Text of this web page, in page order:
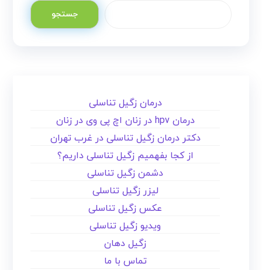
جستجو
درمان زگیل تناسلی
درمان hpv در زنان اچ پی وی در زنان
دکتر درمان زگیل تناسلی در غرب تهران
از کجا بفهمیم زگیل تناسلی داریم؟
دشمن زگیل تناسلی
لیزر زگیل تناسلی
عکس زگیل تناسلی
ویدیو زگیل تناسلی
زگیل دهان
تماس با ما